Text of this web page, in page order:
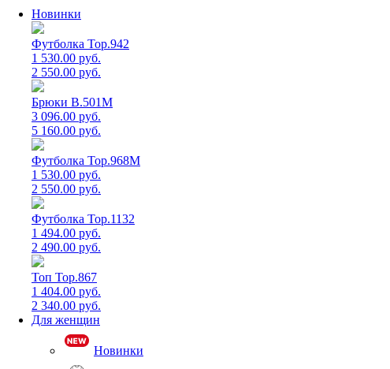
Новинки
Футболка Top.942
1 530.00 руб.
2 550.00 руб.
Брюки B.501M
3 096.00 руб.
5 160.00 руб.
Футболка Top.968M
1 530.00 руб.
2 550.00 руб.
Футболка Top.1132
1 494.00 руб.
2 490.00 руб.
Топ Top.867
1 404.00 руб.
2 340.00 руб.
Для женщин
Новинки